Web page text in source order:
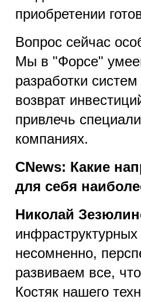
приобретении
Вопрос сейчас
Мы в "Форсе"
разработки
возврат
привлечь
компаниях.
CNews: Какие
для себя
Николай
несомненно,
развиваем все,
Костяк нашего